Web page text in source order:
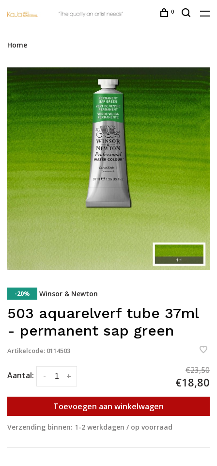
0
Home
-20% Winsor & Newton
503 aquarelverf tube 37ml
- permanent sap green
Artikelcode: 0114503
Aantal: +
-
€23,50
€18,80
Toevoegen aan winkelwagen
Verzending binnen: 1-2 werkdagen / op voorraad